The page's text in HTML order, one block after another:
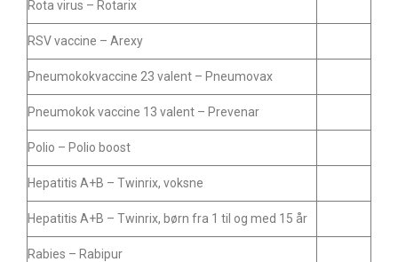
Rota virus – Rotarix
RSV vaccine – Arexy
Pneumokokvaccine 23 valent – Pneumovax
Pneumokok vaccine 13 valent – Prevenar
Polio – Polio boost
Hepatitis A+B – Twinrix, voksne
Hepatitis A+B – Twinrix, børn fra 1 til og med 15 år
Rabies – Rabipur